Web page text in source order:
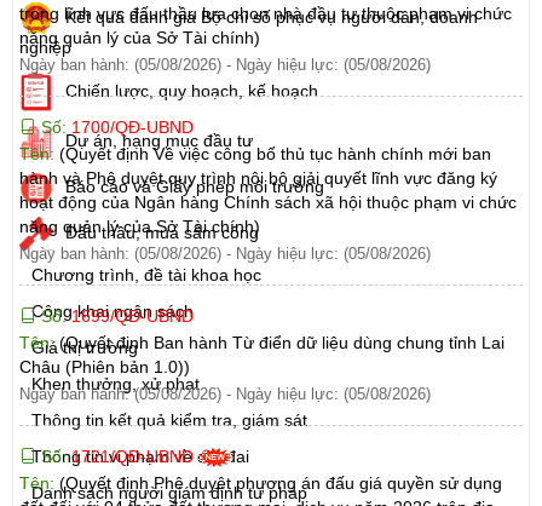
trong lĩnh vực đấu thầu lựa chọn nhà đầu tư thuộc phạm vi chức
năng quản lý của Sở Tài chính)
Ngày ban hành: (05/08/2026) - Ngày hiệu lực: (05/08/2026)
Số: 1700/QĐ-UBND
Tên: (Quyết định Về việc công bố thủ tục hành chính mới ban
hành và Phê duyệt quy trình nội bộ giải quyết lĩnh vực đăng ký
hoạt động của Ngân hàng Chính sách xã hội thuộc phạm vi chức
năng quản lý của Sở Tài chính)
Ngày ban hành: (05/08/2026) - Ngày hiệu lực: (05/08/2026)
Số:1699/QĐ-UBND
Tên:(Quyết định Ban hành Từ điển dữ liệu dùng chung tỉnh Lai
Châu (Phiên bản 1.0))
Ngày ban hành: (05/08/2026) - Ngày hiệu lực: (05/08/2026)
Số:1721/QĐ-UBND
Tên: (Quyết định Phê duyệt phương án đấu giá quyền sử dụng
Kết quả đánh giá Bộ chỉ số phục vụ người dân, doanh
nghiệp
Chiến lược, quy hoạch, kế hoạch
Dự án, hạng mục đầu tư
Báo cáo và Giấy phép môi trường
Đấu thầu, mua sắm công
Chương trình, đề tài khoa học
Công khai ngân sách
Giá thị trường
Khen thưởng, xử phạt
Thông tin kết quả kiểm tra, giám sát
Thông tin vi phạm về đất đai
Danh sách người giám định tư pháp